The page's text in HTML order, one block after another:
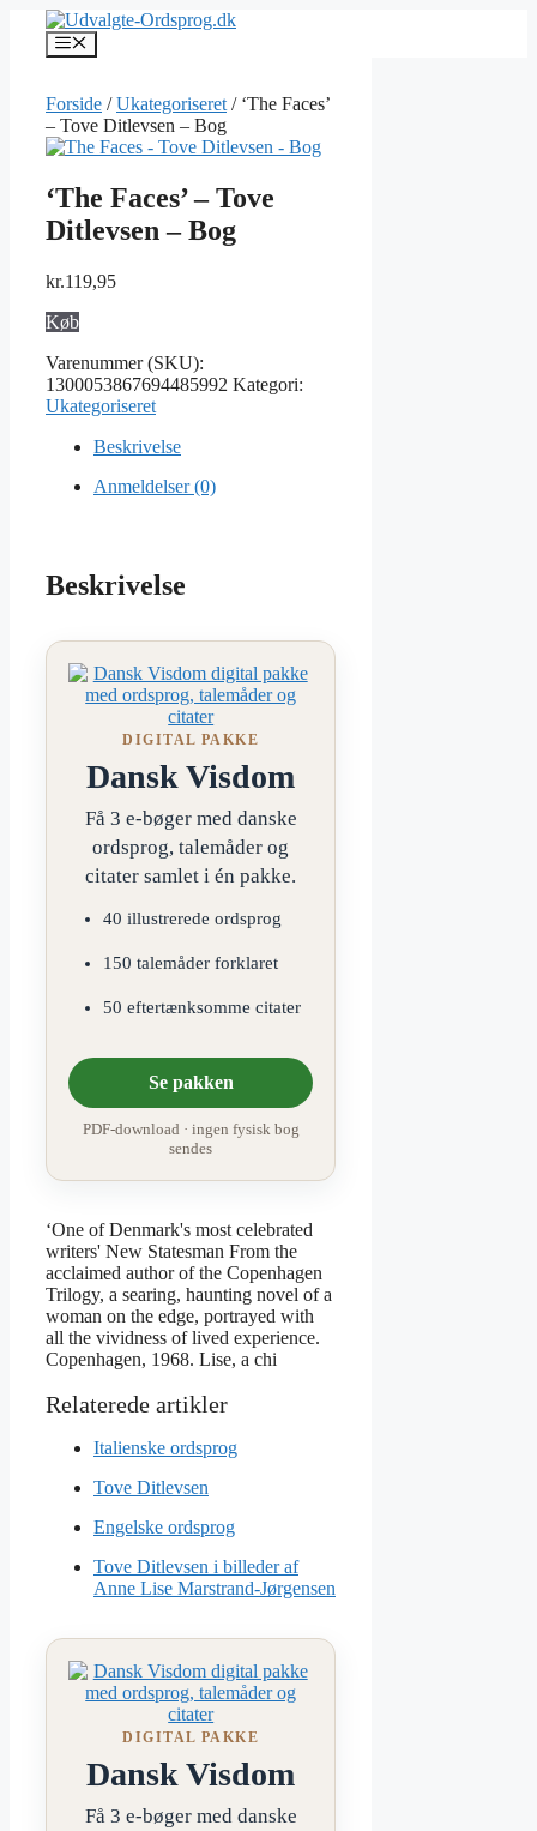
indhold
Menu
Forside /Ukategoriseret / ‘The Faces’
– Tove Ditlevsen – Bog
‘The Faces’ – Tove
Ditlevsen – Bog
kr.119,95
Køb
Varenummer (SKU):
1300053867694485992 Kategori:
Ukategoriseret
Beskrivelse
Anmeldelser (0)
Beskrivelse
DIGITAL PAKKE
Dansk Visdom
Få 3 e-bøger med danske
ordsprog, talemåder og
citater samlet i én pakke.
40 illustrerede ordsprog
150 talemåder forklaret
50 eftertænksomme citater
Se pakken
PDF-download · ingen fysisk bog
sendes
‘One of Denmark's most celebrated
writers' New Statesman From the
acclaimed author of the Copenhagen
Trilogy, a searing, haunting novel of a
woman on the edge, portrayed with
all the vividness of lived experience.
Copenhagen, 1968. Lise, a chi
Italienske ordsprog
Tove Ditlevsen
Engelske ordsprog
Tove Ditlevsen i billeder af
Anne Lise Marstrand-Jørgensen
DIGITAL PAKKE
Dansk Visdom
Få 3 e-bøger med danske